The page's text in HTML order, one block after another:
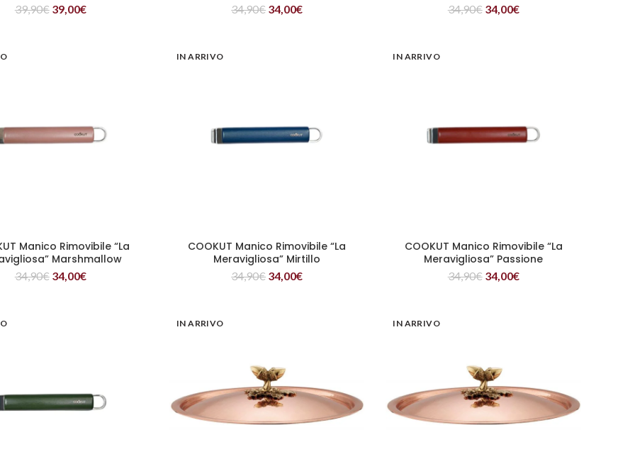
39,90€ 39,00€ 34,90€ 34,00€ 34,90€ 34,00€
LEGGI TUTTO
Manico Rimovibile “La
Marshmallow
34,90€ 34,00€
IN ARRIVO
LEGGI TUTTO
COOKUT Manico Rimovibile “La
Meravigliosa” Mirtillo
34,90€ 34,00€
IN ARRIVO
LEGGI TUTTO
COOKUT Manico Rimovibile “La
Meravigliosa” Passione
34,90€ 34,00€
IN ARRIVO IN ARRIVO